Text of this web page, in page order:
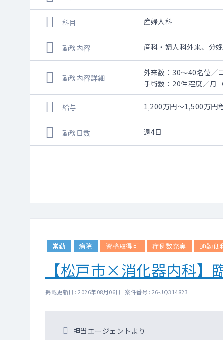
科目 産婦人科
勤務内容 産科・婦人科外来、分
勤務内容詳細
外来数：30～40名位／
手術数：20件程度／月（
給与 1,200万円～1,500万
勤務日数 週4日
常勤 病院 資格取得可 症例数充実 通勤便
【松戸市×消化器内科】
掲載更新日 : 2026年08月06日 案件番号 : 26-JQ314823
担当エージェントより